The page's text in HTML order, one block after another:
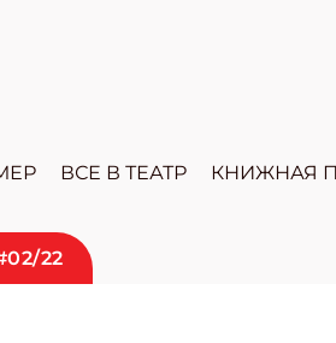
ВСЕ В ТЕАТР КНИЖНАЯ
22